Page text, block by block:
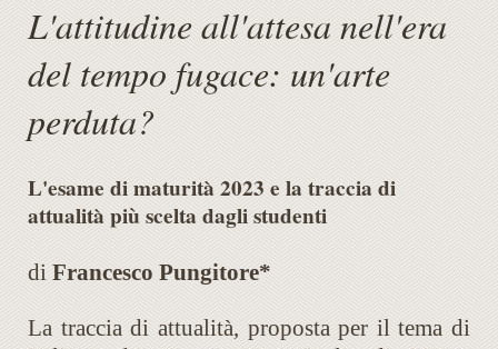
L'attitudine all'attesa nell'era
del tempo fugace: un'arte
perduta?
L'esame di maturità 2023 e la traccia di
attualità più scelta dagli studenti
di Francesco Pungitore*
La traccia di attualità, proposta per il tema di